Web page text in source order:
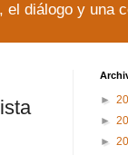
el diálogo y una
►
►
►